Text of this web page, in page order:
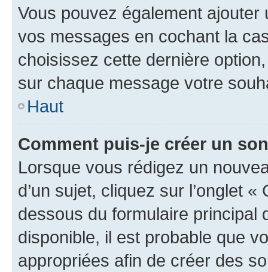
Vous pouvez également
vos messages en cochant la
choisissez cette dernière
sur chaque message votre
Haut
Comment puis-je créer un
Lorsque vous rédigez un
d’un sujet, cliquez sur l’onglet
dessous du formulaire principal
disponible, il est probable que
appropriées afin de créer des